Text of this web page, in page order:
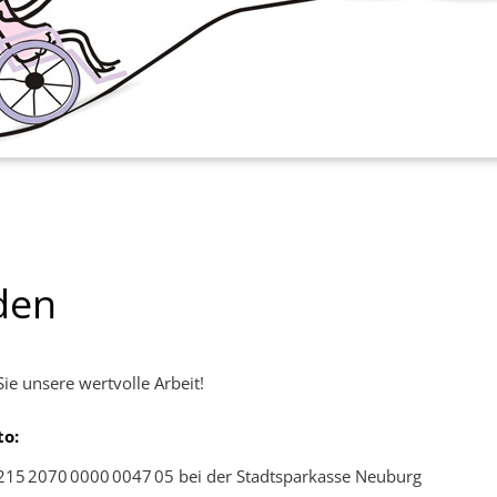
unsere wertvolle Arbeit!
2070 0000 0047 05 bei der Stadtsparkasse Neuburg